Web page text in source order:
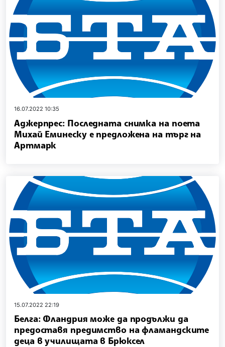
16.07.2022 10:35
Аджерпрес: Последната снимка на поета
Михай Еминеску е предложена на търг на
Артмарк
15.07.2022 22:19
Белга: Фландрия може да продължи да
предоставя предимство на фламандските
деца в училищата в Брюксел